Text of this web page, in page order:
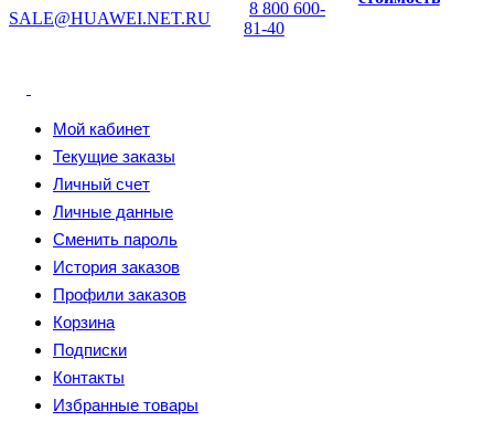
SALE@HUAWEI.NET.RU
8 800 600-
81-40
Мой кабинет
Текущие заказы
Личный счет
Личные данные
Сменить пароль
История заказов
Профили заказов
Корзина
Подписки
Контакты
Избранные товары